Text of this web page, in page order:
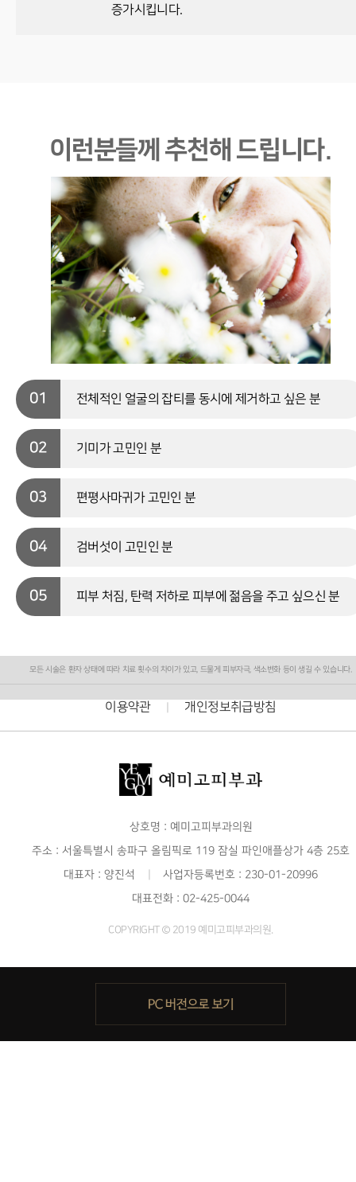
증가시킵니다.
이런분들께 추천해 드립니다.
01 전체적인 얼굴의 잡티를 동시에 제거하고 싶은 분
02 기미가 고민인 분
03 편평사마귀가 고민인 분
04 검버섯이 고민인 분
05 피부 처짐, 탄력 저하로 피부에 젊음을 주고 싶으신 분
모든 시술은 환자 상태에 따라 치료 횟수의 차이가 있고, 드물게 피부자극, 색소변화 등이 생길 수 있습니다.
이용약관 개인정보취급방침
상호명 : 예미고피부과의원
주소 : 서울특별시 송파구 올림픽로 119 잠실 파인애플상가 4층 25호
대표자 : 양진석
사업자등록번호 : 230-01-20996
대표전화 : 02-425-0044
COPYRIGHT © 2019 예미고피부과의원.